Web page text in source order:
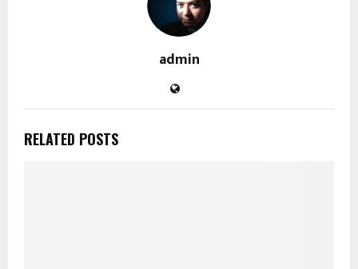
admin
RELATED POSTS